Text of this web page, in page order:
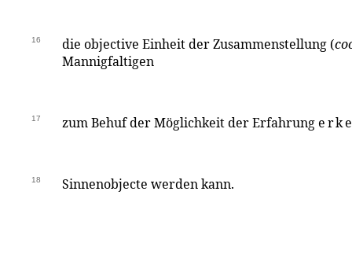
16 die objective Einheit der Zusammenstellung (
Mannigfaltigen
17 zum Behuf der Möglichkeit der Erfahrung
18 Sinnenobjecte werden kann.